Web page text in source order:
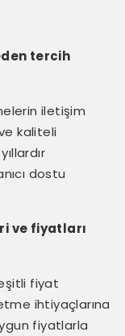
tercih
iletişim
kaliteli
dostu
ve fiyatları
fiyat
ihtiyaçlarına
fiyatlarla